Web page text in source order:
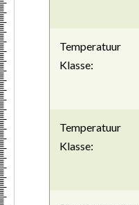
Temperatuur
Klasse:
Temperatuur
Klasse: